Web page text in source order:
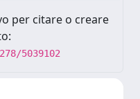
per citare o creare
5039102